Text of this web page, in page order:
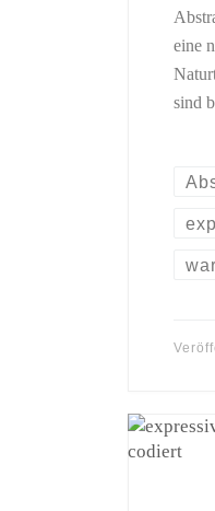
eine
sind